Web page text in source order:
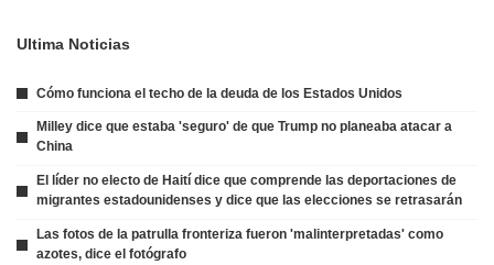
Ultima Noticias
Cómo funciona el techo de la deuda de los Estados Unidos
Milley dice que estaba 'seguro' de que Trump no planeaba atacar a
China
El líder no electo de Haití dice que comprende las deportaciones de
migrantes estadounidenses y dice que las elecciones se retrasarán
Las fotos de la patrulla fronteriza fueron 'malinterpretadas' como
azotes, dice el fotógrafo